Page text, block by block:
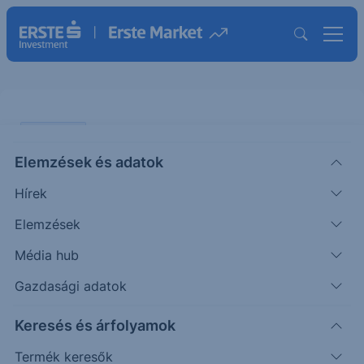
Elemzések és adatok
Hírek
Elemzések
Média hub
Gazdasági adatok
Keresés és árfolyamok
Termék keresők
mutatkozott. Az EURHUF a nyitó 401,4-ről zárásra
összességében 402-re emelkedett. A mai